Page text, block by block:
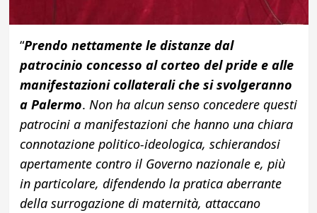
“Prendo nettamente le distanze dal
patrocinio concesso al corteo del pride e alle
manifestazioni collaterali che si svolgeranno
a Palermo. Non ha alcun senso concedere questi
patrocini a manifestazioni che hanno una chiara
connotazione politico-ideologica, schierandosi
apertamente contro il Governo nazionale e, più
in particolare, difendendo la pratica aberrante
della surrogazione di maternità, attaccano